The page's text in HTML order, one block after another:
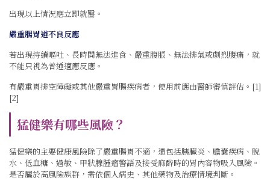
出現以上情況應立即就醫。
嚴重腸胃道不良反應
若出現持續嘔吐、長時間無法進食、嚴重腹脹、無法排氣或劇烈腹痛，就
不能只視為普通適應反應。
有嚴重胃排空障礙或其他嚴重胃腸疾病者，使用前應由醫師審慎評估。[1]
[2]
猛健樂有哪些風險？
猛健樂的主要健康風險除了嚴重腸胃不適，還包括胰臟炎、膽囊疾病、脫
水、低血糖、過敏、甲狀腺腫瘤警語及接受麻醉時的胃內容物吸入風險。
是否屬於高風險族群，需依個人病史、其他藥物及治療情境判斷。